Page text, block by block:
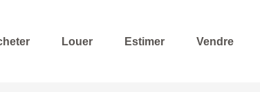
Louer Estimer Vendre